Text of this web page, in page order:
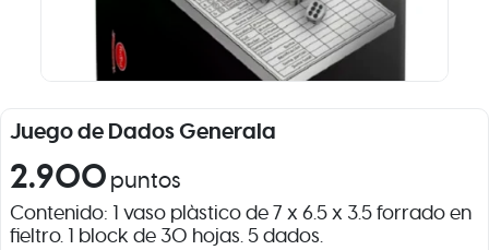
Juego de Dados Generala
2.900 puntos
Contenido: 1 vaso plàstico de 7 x 6.5 x 3.5 forrado en
fieltro. 1 block de 30 hojas. 5 dados.